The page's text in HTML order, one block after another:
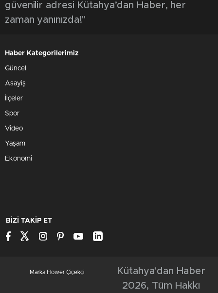
güvenilir adresi Kütahya’dan Haber, her
zaman yanınızda!"
Haber Kategorilerimiz
Güncel
Asayiş
İlçeler
Spor
Video
Yaşam
Ekonomi
BİZİ TAKİP ET
Marka Flower Çiçekçi
Kütahya'dan Haber
2026, Tüm Hakkı